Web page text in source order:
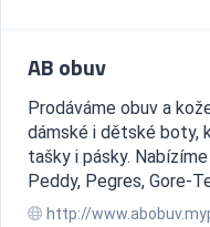
AB obuv
Prodáváme obuv a
dámské i dětské boty,
tašky i pásky.
Peddy, Pegres, Gore-
http://